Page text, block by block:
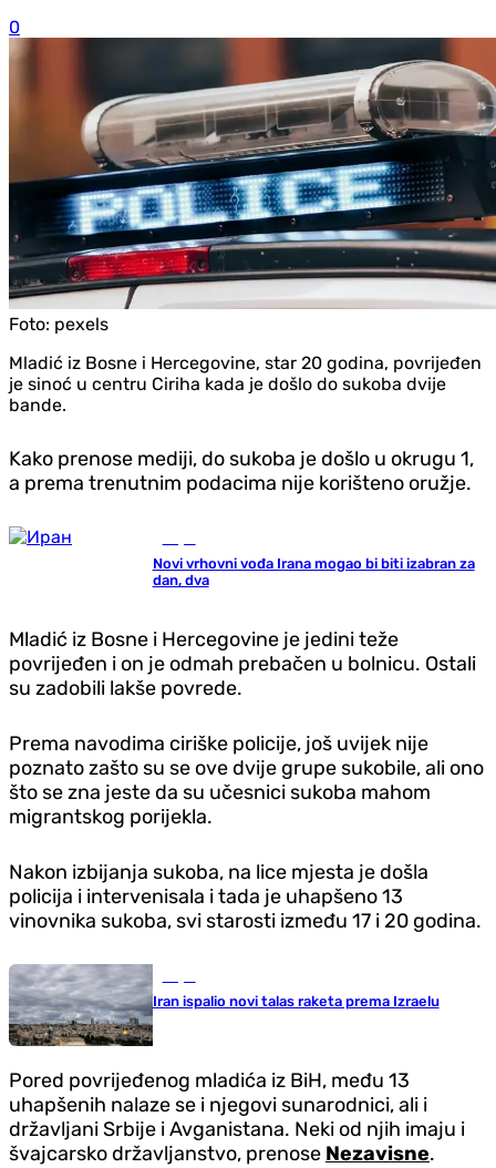
0
Foto: pexels
Mladić iz Bosne i Hercegovine, star 20 godina, povrijeđen
je sinoć u centru Ciriha kada je došlo do sukoba dvije
bande.
Kako prenose mediji, do sukoba je došlo u okrugu 1,
a prema trenutnim podacima nije korišteno oružje.
Novi vrhovni vođa Irana mogao bi biti izabran za
dan, dva
Mladić iz Bosne i Hercegovine je jedini teže
povrijeđen i on je odmah prebačen u bolnicu. Ostali
su zadobili lakše povrede.
Prema navodima ciriške policije, još uvijek nije
poznato zašto su se ove dvije grupe sukobile, ali ono
što se zna jeste da su učesnici sukoba mahom
migrantskog porijekla.
Nakon izbijanja sukoba, na lice mjesta je došla
policija i intervenisala i tada je uhapšeno 13
vinovnika sukoba, svi starosti između 17 i 20 godina.
Iran ispalio novi talas raketa prema Izraelu
Pored povrijeđenog mladića iz BiH, među 13
uhapšenih nalaze se i njegovi sunarodnici, ali i
državljani Srbije i Avganistana. Neki od njih imaju i
švajcarsko državljanstvo, prenose Nezavisne.